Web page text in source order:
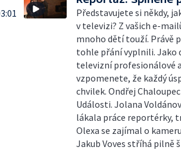
Představujete si někdy,
v televizi? Z vašich e-
mnoho dětí touží. Právě
tohle přání vyplnili. Jako
televizní profesionálové
vzpomenete, že každý
chvilek. Ondřej
Události. Jolana
lákala práce reportérky,
Olexa se zajímal o
Jakub Voves stříhá pilně